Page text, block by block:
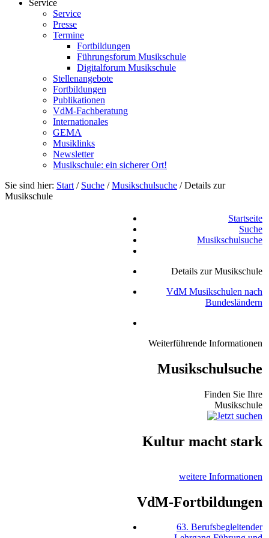
Service
Service
Presse
Termine
Fortbildungen
Führungsforum Musikschule
Digitalforum Musikschule
Stellenangebote
Fortbildungen
Publikationen
VdM-Fachberatung
Internationales
GEMA
Musiklinks
Newsletter
Musikschule: ein sicherer Ort!
Sie sind hier: Start / Suche /Musikschulsuche /Details zur
Musikschule
Startseite
Suche
Musikschulsuche
Details zur Musikschule
VdM Musikschulen nach
Bundesländern
Weiterführende Informationen
Musikschulsuche
Finden Sie Ihre
Musikschule
Kultur macht stark
weitere Informationen
VdM-Fortbildungen
63. Berufsbegleitender